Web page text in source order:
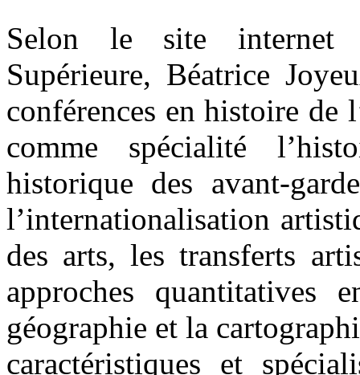
Selon le site internet
Supérieure, Béatrice
conférences en histoire de
comme spécialité
historique des avant-
l’internationalisation
des arts, les transferts
approches quantitatives
géographie et la
caractéristiques et